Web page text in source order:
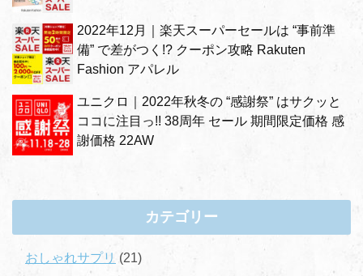
2022年12月｜楽天スーパーセールは “事前準
備” で差がつく!? クーポン攻略 Rakuten
Fashion アパレル
ユニクロ｜2022年秋冬の “感謝祭” はサクッと
ココに注目っ!! 38周年 セール 期間限定価格 感
謝価格 22AW
カテゴリー
おしゃれサプリ (21)